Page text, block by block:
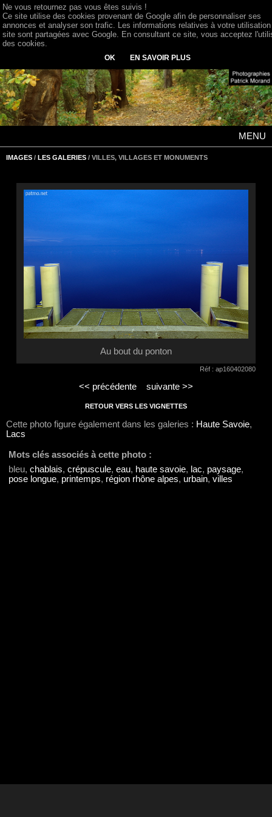
MENU
IMAGES / LES GALERIES / VILLES, VILLAGES ET MONUMENTS
Au bout du ponton
Réf : ap160402080
<< précédente suivante >>
RETOUR VERS LES VIGNETTES
Cette photo figure également dans les galeries : Haute Savoie,
Lacs
Mots clés associés à cette photo :
bleu, chablais, crépuscule, eau, haute savoie, lac, paysage,
pose longue, printemps, région rhône alpes, urbain, villes
Ne vous retournez pas vous êtes suivis !
Ce site utilise des cookies provenant de Google afin de personnaliser ses
annonces et analyser son trafic. Les informations relatives à votre
site sont partagées avec Google. En consultant ce site, vous acceptez
des cookies.
OK EN SAVOIR PLUS